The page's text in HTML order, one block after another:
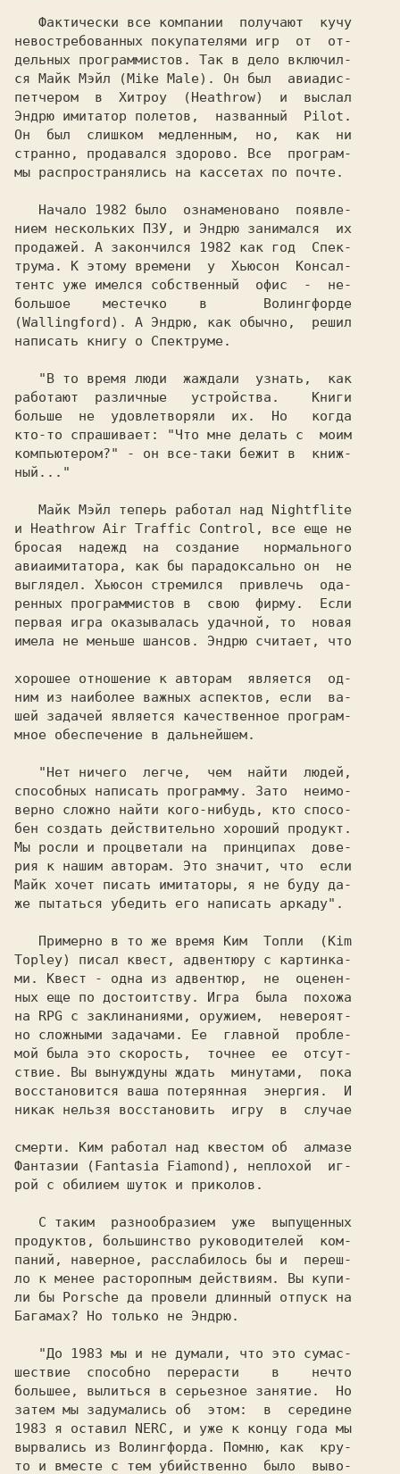
невостребованных покупателями игр  от  от-
дельных программистов. Так в дело включил-
ся Майк Мэйл (Mike Male). Он был  авиадис-
Эндрю имитатор полетов,  названный
Он  был  слишком  медленным,  но,  как  ни
странно, продавался здорово. Все  програм-
мы распространялись на кассетах по почте.
нием нескольких ПЗУ, и Эндрю занимался  их
продажей. А закончился 1982 как год Спек-
трума. К этому времени  у Хьюсон  Консал-
тентс уже имелся собственный  офис  -  не-
большое    местечко    в       Волингфорде
(Wallingford). А Эндрю, как обычно,  решил
написать книгу о Спектруме.
"В то время люди  жаждали  узнать,  как
работают  различные   устройства.    Книги
больше  не  удовлетворяли  их.  Hо   когда
кто-то спрашивает: "Что мне делать с  моим
компьютером?" - он все-таки бежит в  книж-
ный..."
   Майк Мэйл
теперь работал над
и Heathrow Air Traffic Control, все еще не
бросая  надежд  на  создание   нормального
авиаимитатора, как бы парадоксально он  не
выглядел. Хьюсон стремился  привлечь  ода-
ренных программистов в  свою  фирму.  Если
первая игра оказывалась удачной, то  новая
имела не меньше шансов. Эндрю считает, что
хорошее отношение к авторам  является  од-
ним из наиболее важных аспектов, если  ва-
шей задачей является качественное програм-
мное обеспечение в дальнейшем.
способных написать программу. Зато  неимо-
верно сложно найти кого-нибудь, кто спосо-
бен создать действительно хороший продукт.
Мы росли и процветали на  принципах  дове-
рия к нашим авторам. Это значит, что  если
Майк хочет писать имитаторы, я не буду да-
же пытаться убедить его написать аркаду".
   Примерно в то же время
Ким  Топли  (Kim
Topley) писал квест, адвентюру с картинка-
ми. Квест - одна из адвентюр,  не  оценен-
ных еще по достоитству. Игра  была  похожа
на RPG с заклинаниями, оружием,  невероят-
но сложными задачами. Ее  главной  пробле-
мой была это скорость,  точнее  ее  отсут-
ствие. Вы вынуждуны ждать  минутами,  пока
восстановится ваша потерянная  энергия.  И
никак нельзя восстановить  игру  в  случае
смерти. Ким работал над квестом об  алмазе
Фантазии
(Fantasia Fiamond), неплохой  иг-
рой с обилием шуток и приколов.
продуктов, большинство руководителей  ком-
паний, наверное, расслабилось бы и  переш-
ло к менее расторопным действиям. Вы купи-
ли бы Porsche да провели длинный отпуск на
Багамах? Hо только не Эндрю.
шествие  способно  перерасти    в    нечто
большее, вылиться в серьезное занятие.  Hо
затем мы задумались об  этом:  в  середине
1983 я оставил NERC, и уже к концу года мы
вырвались из Волингфорда. Помню, как  кру-
то и вместе с тем убийственно  было  выво-